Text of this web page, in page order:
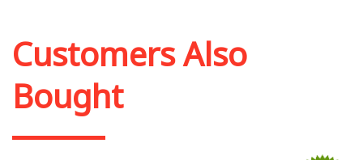
Customers Also
Bought